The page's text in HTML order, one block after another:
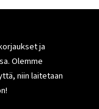
ja
Olemme
niin laitetaan